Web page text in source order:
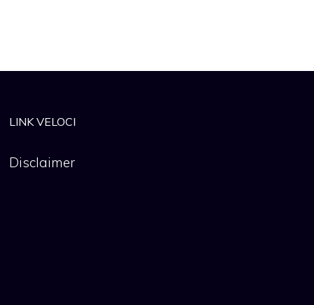
LINK VELOCI
Disclaimer